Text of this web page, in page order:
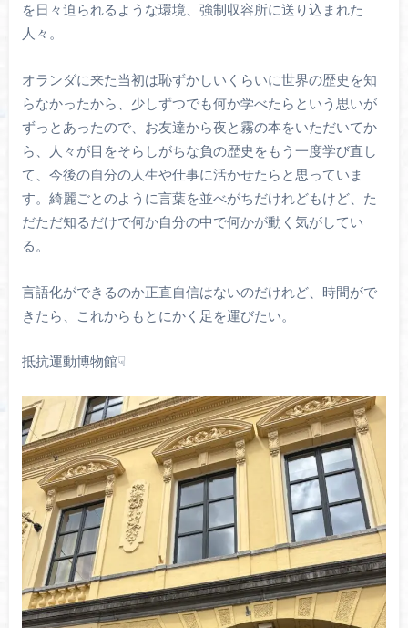
を日々迫られるような環境、強制収容所に送り込まれた
人々。
オランダに来た当初は恥ずかしいくらいに世界の歴史を知
らなかったから、少しずつでも何か学べたらという思いが
ずっとあったので、お友達から夜と霧の本をいただいてか
ら、人々が目をそらしがちな負の歴史をもう一度学び直し
て、今後の自分の人生や仕事に活かせたらと思っていま
す。綺麗ごとのように言葉を並べがちだけれどもけど、た
だただ知るだけで何か自分の中で何かが動く気がしてい
る。
言語化ができるのか正直自信はないのだけれど、時間がで
きたら、これからもとにかく足を運びたい。
抵抗運動博物館☟